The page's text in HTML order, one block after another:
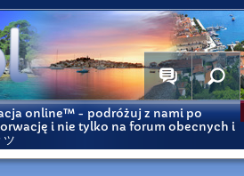
online™ - podróżuj z nami po
i nie tylko na forum obecnych i